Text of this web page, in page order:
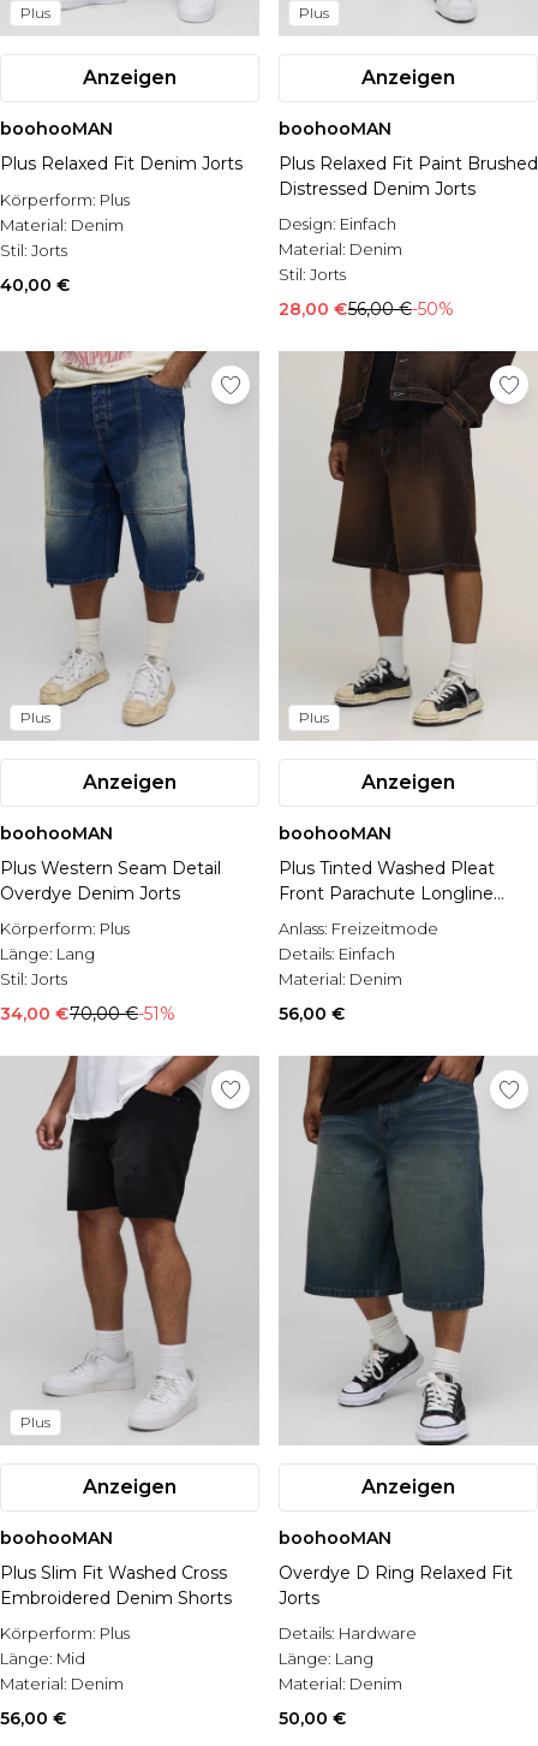
Plus
Anzeigen
boohooMAN
Plus Relaxed Fit Denim Jorts
Körperform: Plus
Material: Denim
Stil: Jorts
40,00 €
Plus
Anzeigen
boohooMAN
Plus Relaxed Fit Paint Brushed
Distressed Denim Jorts
Design: Einfach
Material: Denim
Stil: Jorts
28,00 €56,00 €-50%
Plus
Anzeigen
boohooMAN
Plus Western Seam Detail
Overdye Denim Jorts
Körperform: Plus
Länge: Lang
Stil: Jorts
34,00 €70,00 €-51%
Plus
Anzeigen
boohooMAN
Plus Tinted Washed Pleat
Front Parachute Longline
Denim Jorts
Anlass: Freizeitmode
Details: Einfach
Material: Denim
56,00 €
Plus
Anzeigen
boohooMAN
Plus Slim Fit Washed Cross
Embroidered Denim Shorts
Körperform: Plus
Länge: Mid
Material: Denim
56,00 €
Anzeigen
boohooMAN
Overdye D Ring Relaxed Fit
Jorts
Details: Hardware
Länge: Lang
Material: Denim
50,00 €